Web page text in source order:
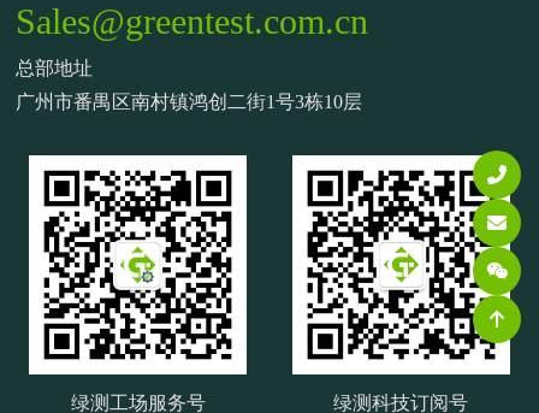
Sales@greentest.com.cn
总部地址
广州市番禺区南村镇鸿创二街1号3栋10层
绿测工场服务号 绿测科技订阅号